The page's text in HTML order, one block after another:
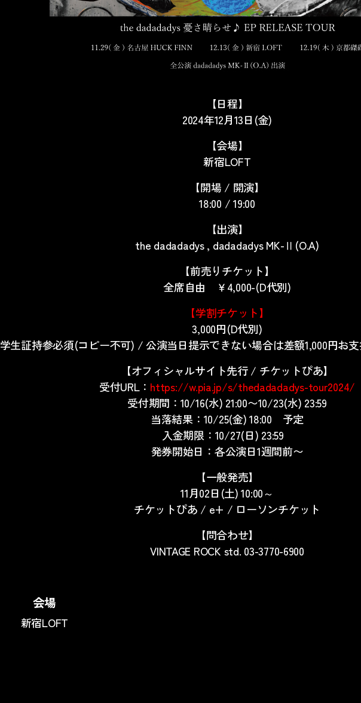
【日程】
2024年12月13日(金)
【会場】
新宿LOFT
【開場 / 開演】
18:00 / 19:00
【出演】
the dadadadys , dadadadys MK-Ⅱ(O.A)
【前売りチケット】
全席自由 ￥4,000-(D代別)
【学割チケット】
3,000円(D代別)
学生証持参必須(コピー不可) / 公演当日提示できない場合は差額1,000円お支
【オフィシャルサイト先行 / チケットぴあ】
受付URL： https://w.pia.jp/s/thedadadadys-tour2024/
受付期間：10/16(水) 21:00〜10/23(水) 23:59
当落結果： 10/25(金) 18:00 予定
入金期限： 10/27(日) 23:59
発券開始日：各公演日1週間前〜
【一般発売】
11月02日(土) 10:00～
チケットぴあ / e+ / ローソンチケット
【問合わせ】
VINTAGE ROCK std. 03-3770-6900
会場
新宿LOFT